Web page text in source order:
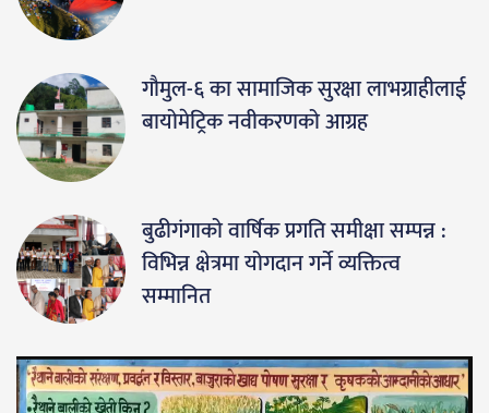
गौमुल-६ का सामाजिक सुरक्षा लाभग्राहीलाई
बायोमेट्रिक नवीकरणको आग्रह
बुढीगंगाको वार्षिक प्रगति समीक्षा सम्पन्न :
विभिन्न क्षेत्रमा योगदान गर्ने व्यक्तित्व
सम्मानित